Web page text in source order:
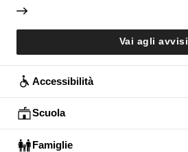
Vai agli avvisi
Accessibilità
Scuola
Famiglie